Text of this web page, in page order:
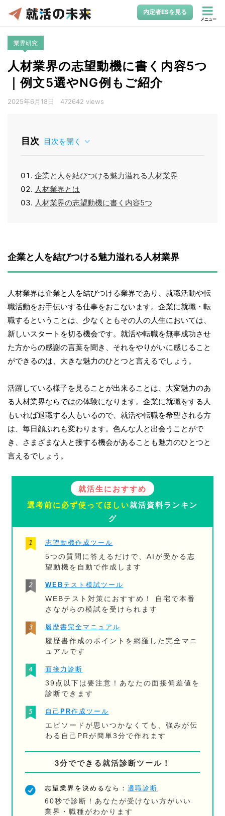
内定者ESを見る
メニュー
業界研究
人材業界の志望動機に書く内容5つ
｜例文5選やNG例もご紹介
2025年6月18日 472642 views
目次 目次を開く
企業と人を結びつける魅力溢れる人材業界
人材業界とは
人材業界の志望動機に書く内容5つ
企業と人を結びつける魅力溢れる人材業界
人材業界は企業と人を結びつける業界であり、就職活動や転
職活動をお手伝いする仕事をおこないます。企業に就職・転
職するということは、少なくともその人の人生においては、
新しいスタートを切る機会です。就活や転職を無事成功させ
た方からの感謝の言葉を聞き、それをやりがいに感じること
ができるのは、大きな魅力のひとつと言えるでしょう。
活躍している様子を見ることが出来ることは、大変魅力のあ
る人材業界ならではの体験になります。企業に就職をする人
もいれば退職する人もいるので、就活や転職を希望される方
は、毎日顔ぶれも変わります。色んな人と出会うことがで
き、さまざまな人と接する機会があることも魅力のひとつと
言えるでしょう。
就活生におすすめ
選考前に必ず使ってほしい就活資料ランキン
グ
志望動機作成ツール
5つの質問に答えるだけで、AIが受かる志
望動機を自動で作成します
WEBテスト模試ツール
WEBテスト対策におすすめ！ 自宅で本番
さながらの模試を受けられます
履歴書完全マニュアル
履歴書作成のポイントを網羅した完全マニ
ュアルです
面接力診断
39点以下は要注意！あなたの面接偏差値を
診断できます
自己PR作成ツール
エピソードが思いつかなくても、強みが伝
わる自己PRが簡単3分で作れます
3分でできる就活診断ツール！
志望業界を決めるなら：適職診断
60秒で診断！あなたが受けない方がいい
業界・職種がわかります